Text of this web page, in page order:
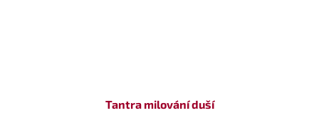
Tantra milování duší